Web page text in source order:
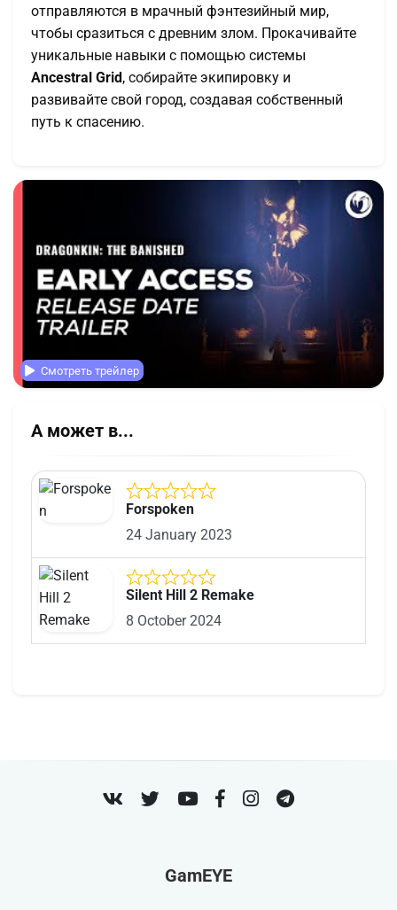
отправляются в мрачный фэнтезийный мир,
чтобы сразиться с древним злом. Прокачивайте
уникальные навыки с помощью системы
Ancestral Grid , собирайте экипировку и
развивайте свой город, создавая собственный
путь к спасению.
Смотреть трейлер
А может в...
Forspoken
24 January 2023
Silent Hill 2 Remake
8 October 2024
GamEYE